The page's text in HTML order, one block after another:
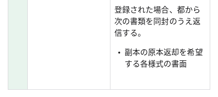
登録された場合、都から
次の書類を同封のうえ返
信する。
副本の原本返却を希望
する各様式の書面